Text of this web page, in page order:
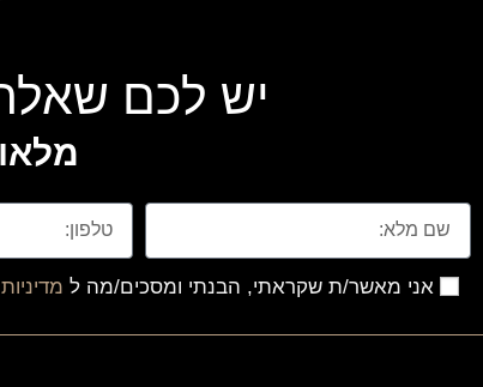
יש לכם
אני מאשר/ת שקראתי, הבנתי ומסכים/מה ל